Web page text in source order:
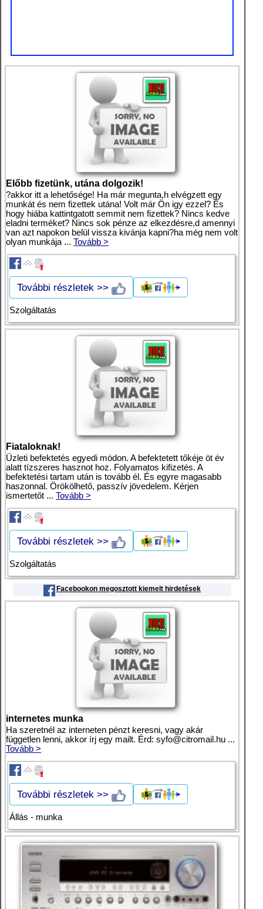
Előbb fizetünk, utána dolgozik!
?akkor itt a lehetősége! Ha már megunta,h elvégzett egy
munkát és nem fizettek utána! Volt már Ön igy ezzel? És
hogy hiába kattintgatott semmit nem fizettek? Nincs kedve
eladni terméket? Nincs sok pénze az elkezdésre,d amennyi
van azt napokon belül vissza kivánja kapni?ha még nem volt
olyan munkája ... Tovább >
További részletek >>
Szolgáltatás
Fiataloknak!
Üzleti befektetés egyedi módon. A befektetett tőkéje öt év
alatt tízszeres hasznot hoz. Folyamatos kifizetés. A
befektetési tartam után is tovább él. És egyre magasabb
haszonnal. Örökölhető, passzív jövedelem. Kérjen
ismertetőt ... Tovább >
További részletek >>
Szolgáltatás
Facebookon megosztott kiemelt hirdetések
internetes munka
Ha szeretnél az interneten pénzt keresni, vagy akár
független lenni, akkor írj egy mailt. Érd: syfo@citromail.hu ...
Tovább >
További részletek >>
Állás - munka